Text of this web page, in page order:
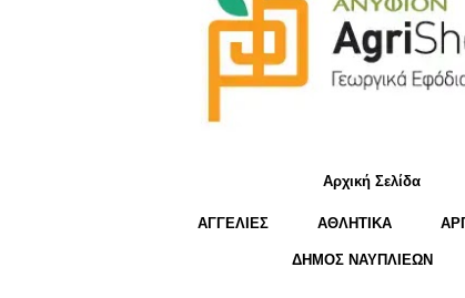
Αρχική Σελίδα
ΑΓΓΕΛΙΕΣ ΑΘΛΗΤΙΚΑ
ΔΗΜΟΣ ΝΑΥΠΛΙΕΩΝ